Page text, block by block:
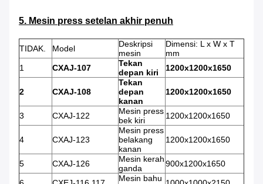
5. Mesin press setelan akhir penuh
TIDAK. Model
Deskripsi
mesin
Dimensi: L x W x T
mm
1
CXAJ-107
Tekan
depan kiri
1200x1200x1650
2 CXAJ-108
Tekan
depan
kanan
1200x1200x1650
3 CXAJ-122
Mesin press
bek kiri
1200x1200x1650
4 CXAJ-123
Mesin press
belakang
kanan
1200x1200x1650
5 CXAJ-126
Mesin kerah
ganda
900x1200x1650
Mesin bahu